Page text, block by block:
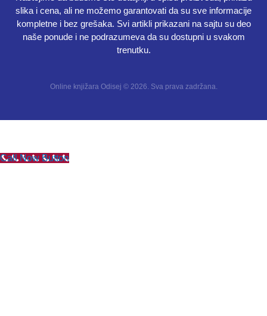
slika i cena, ali ne možemo garantovati da su sve informacije
kompletne i bez grešaka. Svi artikli prikazani na sajtu su deo
naše ponude i ne podrazumeva da su dostupni u svakom
trenutku.
Online knjižara Odisej © 2026. Sva prava zadržana.
Call Now Button